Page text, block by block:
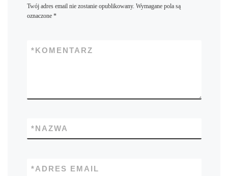
Twój adres email nie zostanie opublikowany. Wymagane pola są
oznaczone *
KOMENTARZ
*
NAZWA
*
ADRES EMAIL
*